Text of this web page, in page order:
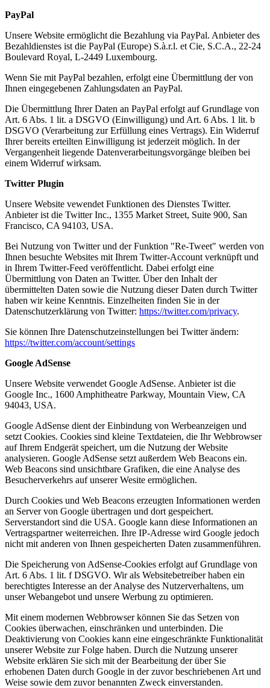
PayPal
Unsere Website ermöglicht die Bezahlung via PayPal. Anbieter des
Bezahldienstes ist die PayPal (Europe) S.à.r.l. et Cie, S.C.A., 22-24
Boulevard Royal, L-2449 Luxembourg.
Wenn Sie mit PayPal bezahlen, erfolgt eine Übermittlung der von
Ihnen eingegebenen Zahlungsdaten an PayPal.
Die Übermittlung Ihrer Daten an PayPal erfolgt auf Grundlage von
Art. 6 Abs. 1 lit. a DSGVO (Einwilligung) und Art. 6 Abs. 1 lit. b
DSGVO (Verarbeitung zur Erfüllung eines Vertrags). Ein Widerruf
Ihrer bereits erteilten Einwilligung ist jederzeit möglich. In der
Vergangenheit liegende Datenverarbeitungsvorgänge bleiben bei
einem Widerruf wirksam.
Twitter Plugin
Unsere Website vewendet Funktionen des Dienstes Twitter.
Anbieter ist die Twitter Inc., 1355 Market Street, Suite 900, San
Francisco, CA 94103, USA.
Bei Nutzung von Twitter und der Funktion "Re-Tweet" werden von
Ihnen besuchte Websites mit Ihrem Twitter-Account verknüpft und
in Ihrem Twitter-Feed veröffentlicht. Dabei erfolgt eine
Übermittlung von Daten an Twitter. Über den Inhalt der
übermittelten Daten sowie die Nutzung dieser Daten durch Twitter
haben wir keine Kenntnis. Einzelheiten finden Sie in der
Datenschutzerklärung von Twitter: https://twitter.com/privacy.
Sie können Ihre Datenschutzeinstellungen bei Twitter ändern:
https://twitter.com/account/settings
Google AdSense
Unsere Website verwendet Google AdSense. Anbieter ist die
Google Inc., 1600 Amphitheatre Parkway, Mountain View, CA
94043, USA.
Google AdSense dient der Einbindung von Werbeanzeigen und
setzt Cookies. Cookies sind kleine Textdateien, die Ihr Webbrowser
auf Ihrem Endgerät speichert, um die Nutzung der Website
analysieren. Google AdSense setzt außerdem Web Beacons ein.
Web Beacons sind unsichtbare Grafiken, die eine Analyse des
Besucherverkehrs auf unserer Wesite ermöglichen.
Durch Cookies und Web Beacons erzeugten Informationen werden
an Server von Google übertragen und dort gespeichert.
Serverstandort sind die USA. Google kann diese Informationen an
Vertragspartner weiterreichen. Ihre IP-Adresse wird Google jedoch
nicht mit anderen von Ihnen gespeicherten Daten zusammenführen.
Die Speicherung von AdSense-Cookies erfolgt auf Grundlage von
Art. 6 Abs. 1 lit. f DSGVO. Wir als Websitebetreiber haben ein
berechtigtes Interesse an der Analyse des Nutzerverhaltens, um
unser Webangebot und unsere Werbung zu optimieren.
Mit einem modernen Webbrowser können Sie das Setzen von
Cookies überwachen, einschränken und unterbinden. Die
Deaktivierung von Cookies kann eine eingeschränkte Funktionalität
unserer Website zur Folge haben. Durch die Nutzung unserer
Website erklären Sie sich mit der Bearbeitung der über Sie
erhobenen Daten durch Google in der zuvor beschriebenen Art und
Weise sowie dem zuvor benannten Zweck einverstanden.